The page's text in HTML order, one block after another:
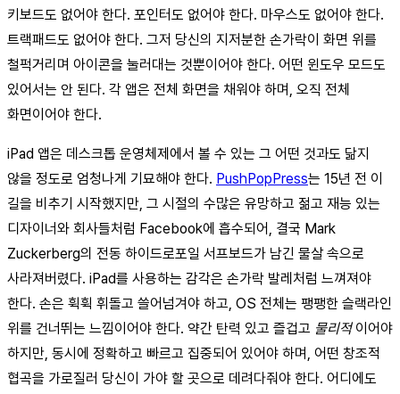
키보드도 없어야 한다. 포인터도 없어야 한다. 마우스도 없어야 한다.
트랙패드도 없어야 한다. 그저 당신의 지저분한 손가락이 화면 위를
철퍽거리며 아이콘을 눌러대는 것뿐이어야 한다. 어떤 윈도우 모드도
있어서는 안 된다. 각 앱은 전체 화면을 채워야 하며, 오직 전체
화면이어야 한다.
iPad 앱은 데스크톱 운영체제에서 볼 수 있는 그 어떤 것과도 닮지
않을 정도로 엄청나게 기묘해야 한다. PushPopPress는 15년 전 이
길을 비추기 시작했지만, 그 시절의 수많은 유망하고 젊고 재능 있는
디자이너와 회사들처럼 Facebook에 흡수되어, 결국 Mark
Zuckerberg의 전동 하이드로포일 서프보드가 남긴 물살 속으로
사라져버렸다. iPad를 사용하는 감각은 손가락 발레처럼 느껴져야
한다. 손은 휙휙 휘돌고 쓸어넘겨야 하고, OS 전체는 팽팽한 슬랙라인
위를 건너뛰는 느낌이어야 한다. 약간 탄력 있고 즐겁고 물리적이어야
하지만, 동시에 정확하고 빠르고 집중되어 있어야 하며, 어떤 창조적
협곡을 가로질러 당신이 가야 할 곳으로 데려다줘야 한다. 어디에도